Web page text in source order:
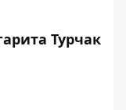
Турчак